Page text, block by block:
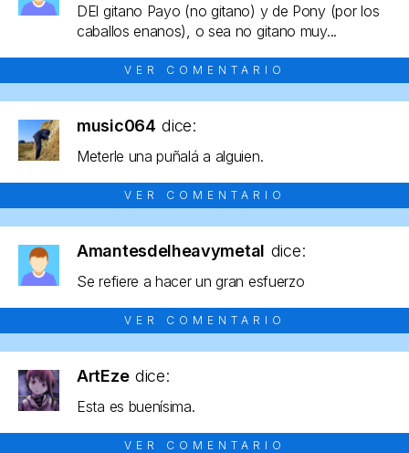
DEl gitano Payo (no gitano) y de Pony (por los
caballos enanos), o sea no gitano muy...
VER COMENTARIO
music064 dice:
Meterle una puñalá a alguien.
VER COMENTARIO
Amantesdelheavymetal dice:
Se refiere a hacer un gran esfuerzo
VER COMENTARIO
ArtEze dice:
Esta es buenísima.
VER COMENTARIO